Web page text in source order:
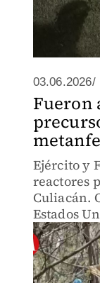
03.06.2026/
Fueron
Ejército y
reactores
Culiacán.
Estados
existen
operativo